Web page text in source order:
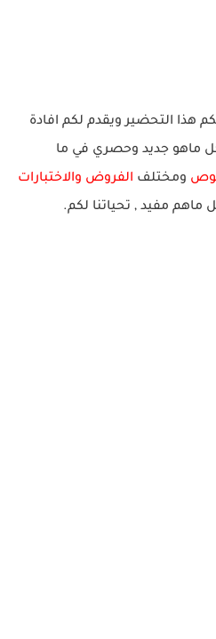
هذا التحضير ويقدم لكم افادة
كل ماهو جديد وحصري في ما
ومختلف الفروض والاختبارات
ماهم مفيد , تحياتنا لكم.